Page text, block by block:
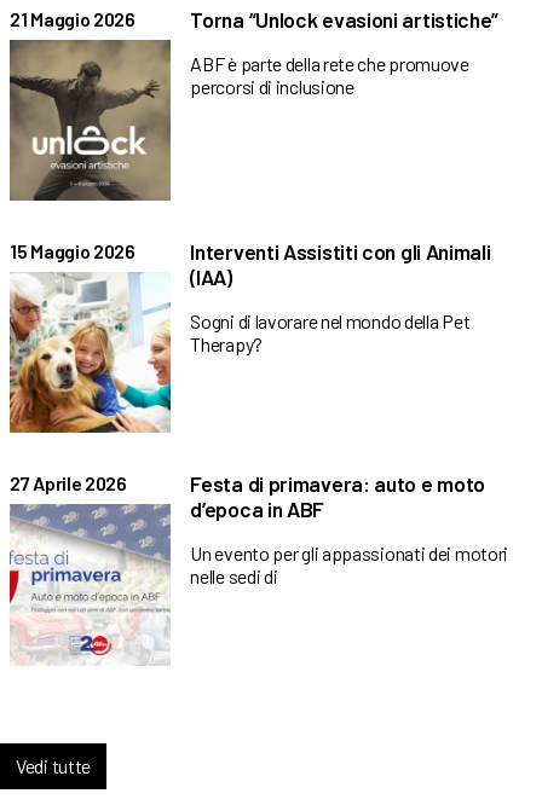
21 Maggio 2026 Torna “Unlock evasioni artistiche”
ABF è parte della rete che promuove
percorsi di inclusione
15 Maggio 2026
Interventi Assistiti con gli Animali
(IAA)
Sogni di lavorare nel mondo della Pet
Therapy?
27 Aprile 2026
Festa di primavera: auto e moto
d’epoca in ABF
Un evento per gli appassionati dei motori
nelle sedi di
Vedi tutte